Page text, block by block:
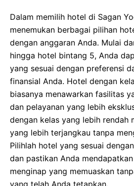
Dalam memilih hotel di Sagan
menemukan berbagai pilihan
dengan anggaran Anda. Mulai
hingga hotel bintang 5, Anda
yang sesuai dengan preferensi
finansial Anda. Hotel dengan
biasanya menawarkan fasilitas
dan pelayanan yang lebih
dengan kelas yang lebih rendah
yang lebih terjangkau tanpa
Pilihlah hotel yang sesuai
dan pastikan Anda
menginap yang memuaskan
yang telah Anda tetapkan.